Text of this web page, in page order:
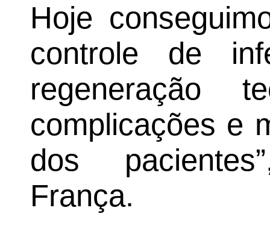
Hoje
controle de
regeneração
complicações e
dos
França.